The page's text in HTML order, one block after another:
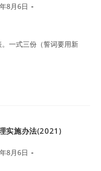
8月6日
。一式三份（誓词要用新
实施办法(2021)
8月6日